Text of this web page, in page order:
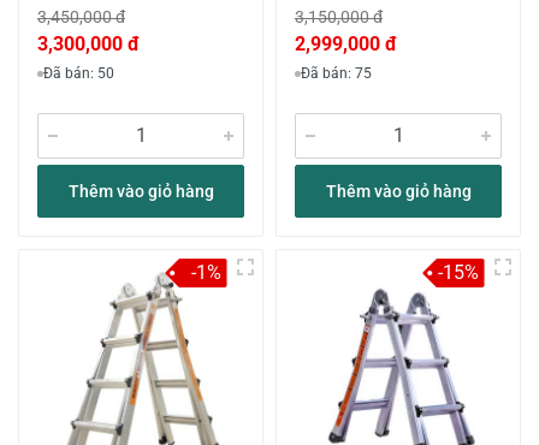
3,450,000 đ
3,300,000 đ
Đã bán: 50
Thêm vào giỏ hàng
3,150,000 đ
2,999,000 đ
Đã bán: 75
Thêm vào giỏ hàng
-1% -15%